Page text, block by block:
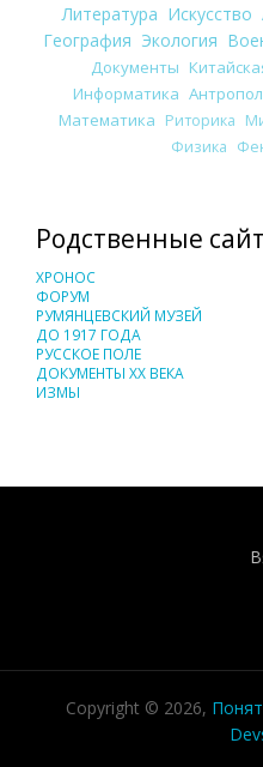
Литература Искусство
География Экология
Документы
Информатика
Математика Риторика
Физика
Родственные
ХРОНОС
ФОРУМ
РУМЯНЦЕВСКИЙ МУЗЕЙ
ДО 1917 ГОДА
РУССКОЕ ПОЛЕ
ДОКУМЕНТЫ XX ВЕКА
ИЗМЫ
Copyright © 2026,